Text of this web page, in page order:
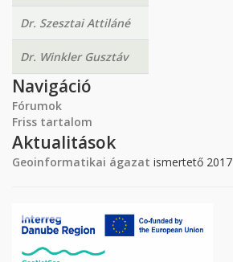
Dr. Szesztai Attiláné
Dr. Winkler Gusztáv
Navigáció
Fórumok
Friss tartalom
Aktualitások
Geoinformatikai ágazat ismertető 2017